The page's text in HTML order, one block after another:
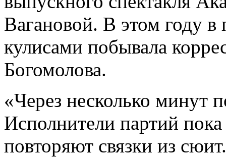
Вагановой. В этом году в
кулисами побывала
Богомолова.
«Через несколько минут
Исполнители партий
повторяют связки из